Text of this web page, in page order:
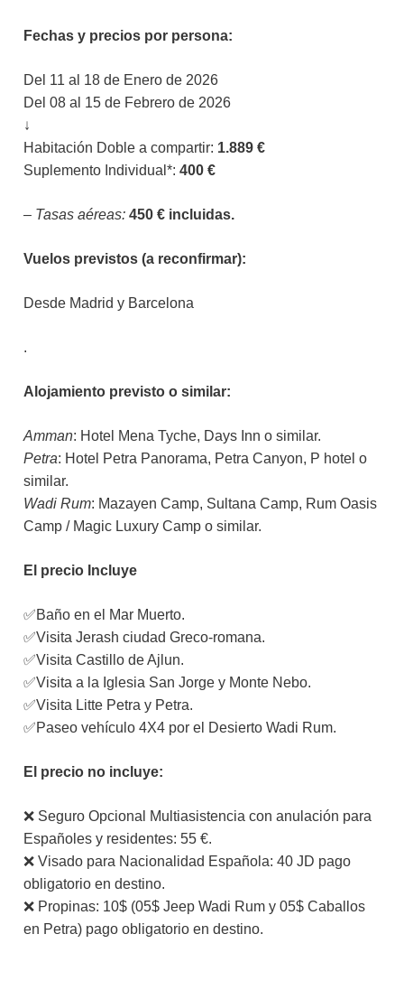
Fechas y precios por persona:
Del 11 al 18 de Enero de 2026
Del 08 al 15 de Febrero de 2026
↓
Habitación Doble a compartir: 1.889 €
Suplemento Individual*: 400 €
– Tasas aéreas: 450 € incluidas.
Vuelos previstos (a reconfirmar):
Desde Madrid y Barcelona
.
Alojamiento previsto o similar:
Amman: Hotel Mena Tyche, Days Inn o similar.
Petra: Hotel Petra Panorama, Petra Canyon, P hotel o
similar.
Wadi Rum: Mazayen Camp, Sultana Camp, Rum Oasis
Camp / Magic Luxury Camp o similar.
El precio Incluye
✅Baño en el Mar Muerto.
✅Visita Jerash ciudad Greco-romana.
✅Visita Castillo de Ajlun.
✅Visita a la Iglesia San Jorge y Monte Nebo.
✅Visita Litte Petra y Petra.
✅Paseo vehículo 4X4 por el Desierto Wadi Rum.
El precio no incluye:
❌ Seguro Opcional Multiasistencia con anulación para
Españoles y residentes: 55 €.
❌ Visado para Nacionalidad Española: 40 JD pago
obligatorio en destino.
❌ Propinas: 10$ (05$ Jeep Wadi Rum y 05$ Caballos
en Petra) pago obligatorio en destino.